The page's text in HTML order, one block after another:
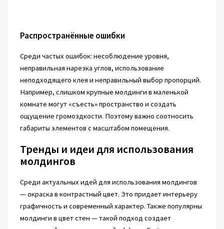
Распространённые ошибки
Среди частых ошибок: несоблюдение уровня,
неправильная нарезка углов, использование
неподходящего клея и неправильный выбор пропорций.
Например, слишком крупные молдинги в маленькой
комнате могут «съесть» пространство и создать
ощущение громоздкости. Поэтому важно соотносить
габариты элементов с масштабом помещения.
Тренды и идеи для использования
молдингов
Среди актуальных идей для использования молдингов
— окраска в контрастный цвет. Это придает интерьеру
графичность и современный характер. Также популярны
молдинги в цвет стен — такой подход создает